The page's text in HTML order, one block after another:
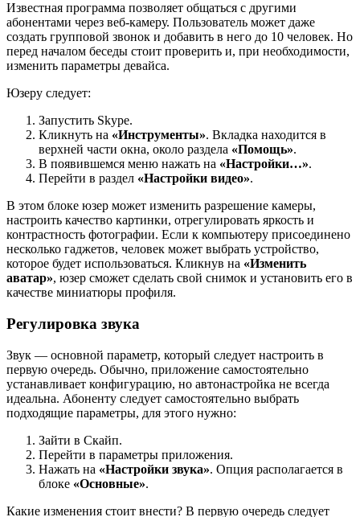
Известная программа позволяет общаться с другими
абонентами через веб-камеру. Пользователь может даже
создать групповой звонок и добавить в него до 10 человек. Но
перед началом беседы стоит проверить и, при необходимости,
изменить параметры девайса.
Юзеру следует:
Запустить Skype.
Кликнуть на «Инструменты». Вкладка находится в
верхней части окна, около раздела «Помощь».
В появившемся меню нажать на «Настройки…».
Перейти в раздел «Настройки видео».
В этом блоке юзер может изменить разрешение камеры,
настроить качество картинки, отрегулировать яркость и
контрастность фотографии. Если к компьютеру присоединено
несколько гаджетов, человек может выбрать устройство,
которое будет использоваться. Кликнув на «Изменить
аватар», юзер сможет сделать свой снимок и установить его в
качестве миниатюры профиля.
Регулировка звука
Звук — основной параметр, который следует настроить в
первую очередь. Обычно, приложение самостоятельно
устанавливает конфигурацию, но автонастройка не всегда
идеальна. Абоненту следует самостоятельно выбрать
подходящие параметры, для этого нужно:
Зайти в Скайп.
Перейти в параметры приложения.
Нажать на «Настройки звука». Опция располагается в
блоке «Основные».
Какие изменения стоит внести? В первую очередь следует